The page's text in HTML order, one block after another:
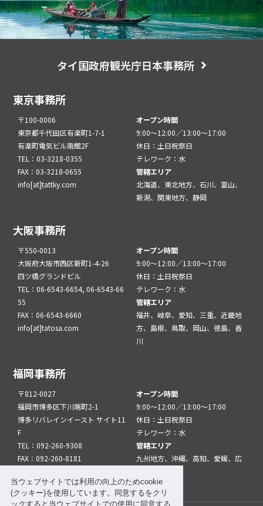
当ウェブサイトでは利用の向上のためcookie
(クッキー)を使用しています。同意するをクリ
ックすると当ウェブサイトでの使用に同意する
タイ国政府観光庁日本事務所
東京事務所
〒100-0006
東京都千代田区有楽町1-7-1
有楽町電気ビル南館2F
TEL：03-3218-0355
FAX：03-3218-0655
info[at]tattky.com
オープン時間
9:00～12:00／13:00～17:00
休日：土日祝祭日
テレワーク：水
管轄エリア
北海道、東北地方、石川、富山、
新潟、関東地方、静岡
大阪事務所
〒550-0013
大阪府大阪市西区新町1-4-26
四ツ橋グランドビル
TEL：06-6543-6654, 06-6543-66
55
FAX：06-6543-6660
info[at]tatosa.com
オープン時間
9:00～12:00／13:00～17:00
休日：土日祝祭日
テレワーク：水
管轄エリア
福井、岐阜、愛知、三重、近畿地
方、島根、鳥取、岡山、徳島、香
川
福岡事務所
〒812-0027
福岡市博多区下川端町2-1
博多リバレインイースト サイト11
F
TEL：092-260-9308
FAX：092-260-8181
オープン時間
9:00～12:00／13:00～17:00
休日：土日祝祭日
テレワーク：水
管轄エリア
九州地方、沖縄、高知、愛媛、広